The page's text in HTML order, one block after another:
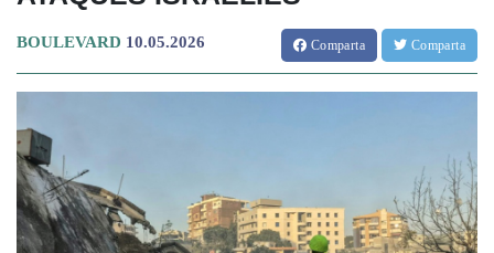
BOULEVARD 10.05.2026 Comparta Comparta